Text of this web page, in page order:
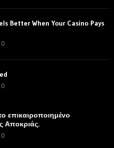
Better When Your Casino Pays
0
0
επικαιροποιημένο
Αποκριάς.
0